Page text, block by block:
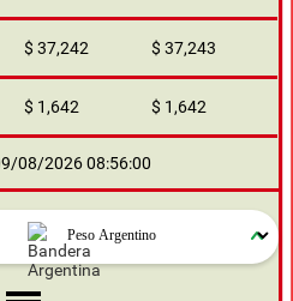
$ 37,242 $ 37,243
$ 1,642 $ 1,642
08/2026 08:56:00